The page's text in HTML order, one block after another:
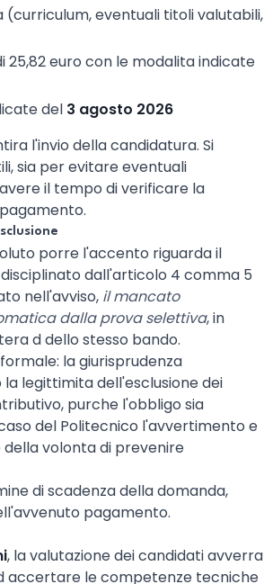
eventuali titoli valutabili,
25,82 euro con le modalita indicate
del 3 agosto 2026
l'invio della candidatura. Si
sia per evitare eventuali
il tempo di verificare la
porre l'accento riguarda il
disciplinato dall'articolo 4 comma 5
nell'avviso, il mancato
dalla prova selettiva, in
d dello stesso bando.
la giurisprudenza
legittimita dell'esclusione dei
purche l'obbligo sia
del Politecnico l'avvertimento e
volonta di prevenire
di scadenza della domanda,
pagamento.
, la valutazione dei candidati avverra
accertare le competenze tecniche